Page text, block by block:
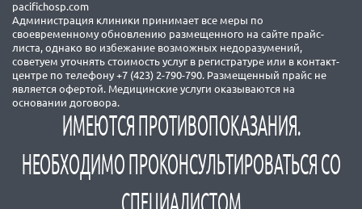
pacifichosp.com
Администрация клиники принимает все меры по
своевременному обновлению размещенного на сайте прайс-
листа, однако во избежание возможных недоразумений,
советуем уточнять стоимость услуг в регистратуре или в контакт-
центре по телефону +7 (423) 2-790-790. Размещенный прайс не
является офертой. Медицинские услуги оказываются на
основании договора.
ИМЕЮТСЯ ПРОТИВОПОКАЗАНИЯ.
НЕОБХОДИМО ПРОКОНСУЛЬТИРОВАТЬСЯ СО
СПЕЦИАЛИСТОМ